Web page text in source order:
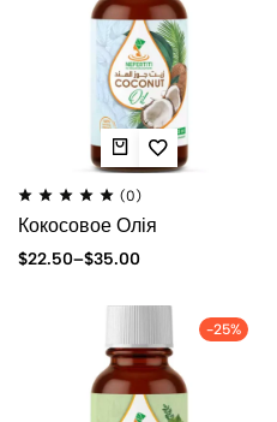
(0)
Кокосовое Олія
$22.50–$35.00
-25%